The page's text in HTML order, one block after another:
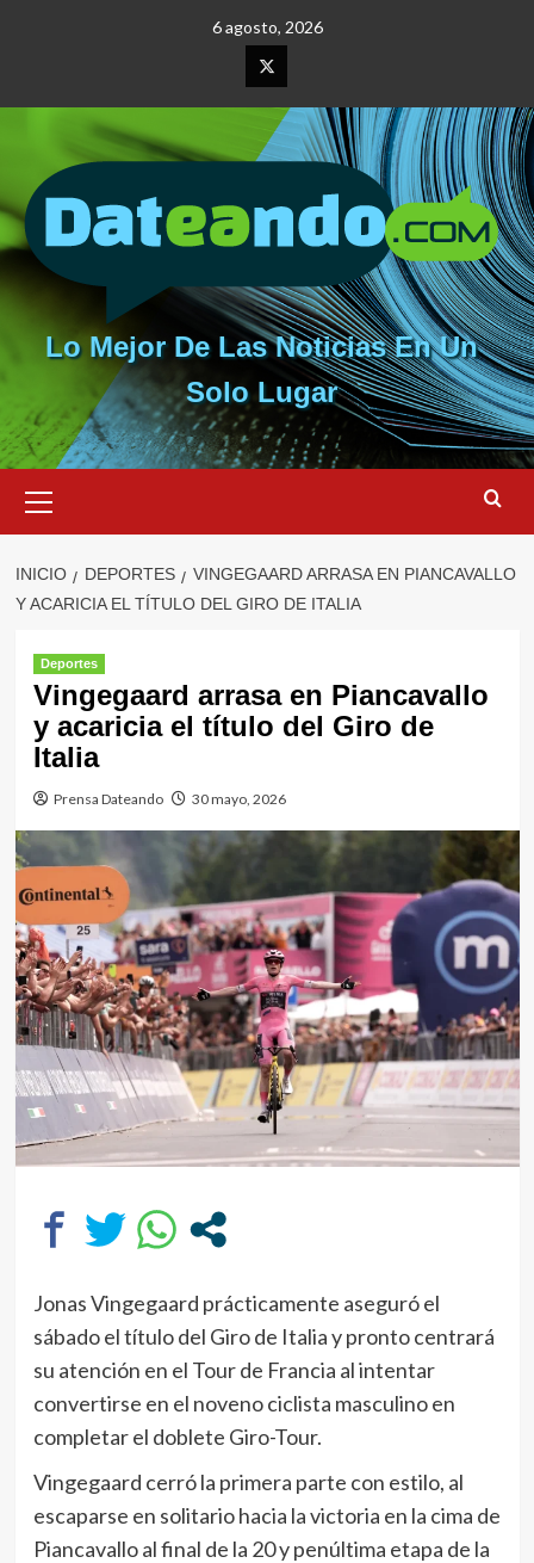
6 agosto, 2026
Elemento
del
menú
Lo Mejor De Las Noticias En Un
Solo Lugar
primario
INICIO DEPORTES
VINGEGAARD ARRASA EN PIANCAVALLO
Y ACARICIA EL TÍTULO DEL GIRO DE ITALIA
Deportes
Vingegaard arrasa en Piancavallo
y acaricia el título del Giro de
Italia
Prensa Dateando 30 mayo, 2026
Jonas Vingegaard prácticamente aseguró el
sábado el título del Giro de Italia y pronto centrará
su atención en el Tour de Francia al intentar
convertirse en el noveno ciclista masculino en
completar el doblete Giro-Tour.
Vingegaard cerró la primera parte con estilo, al
escaparse en solitario hacia la victoria en la cima de
Piancavallo al final de la 20 y penúltima etapa de la